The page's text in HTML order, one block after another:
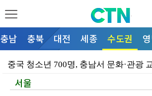
충남 충북 대전 세종 수도권
중국 청소년 700명, 충남서 문화·관광
충남도, 천수만·가로림만 고수온 경보
서울